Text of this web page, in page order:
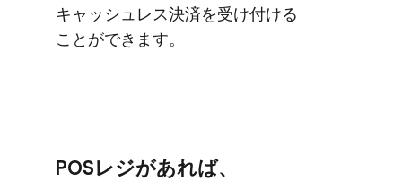
キャッシュレス決済を​受け付ける​
ことができます。
POSレジが​あれば、​